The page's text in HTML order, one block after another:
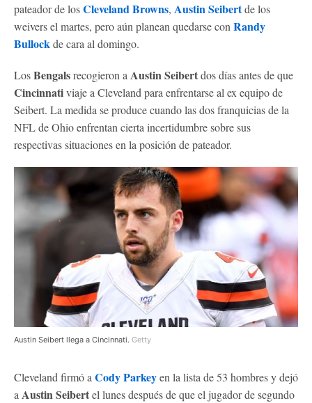
pateador de losCleveland Browns, Austin Seibertde los
weivers el martes, pero aún planean quedarse con Randy
Bullockde cara al domingo.
LosBengalsrecogieron a Austin Seibertdos días antes de que
Cincinnativiaje a Cleveland para enfrentarse al ex equipo de
Seibert. La medida se produce cuando las dos franquicias de la
NFL de Ohio enfrentan cierta incertidumbre sobre sus
respectivas situaciones en la posición de pateador.
Austin Seibert llega a Cincinnati. Getty
Cleveland firmó a Cody Parkeyen la lista de 53 hombres y dejó
a Austin Seibertel lunes después de que el jugador de segundo